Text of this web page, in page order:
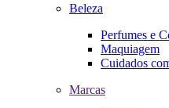
Beleza
Perfumes e
Maquiagem
Cuidados
Marcas